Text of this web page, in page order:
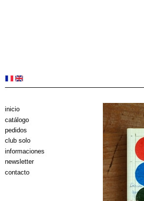
inicio
catálogo
pedidos
club solo
informaciones
newsletter
contacto